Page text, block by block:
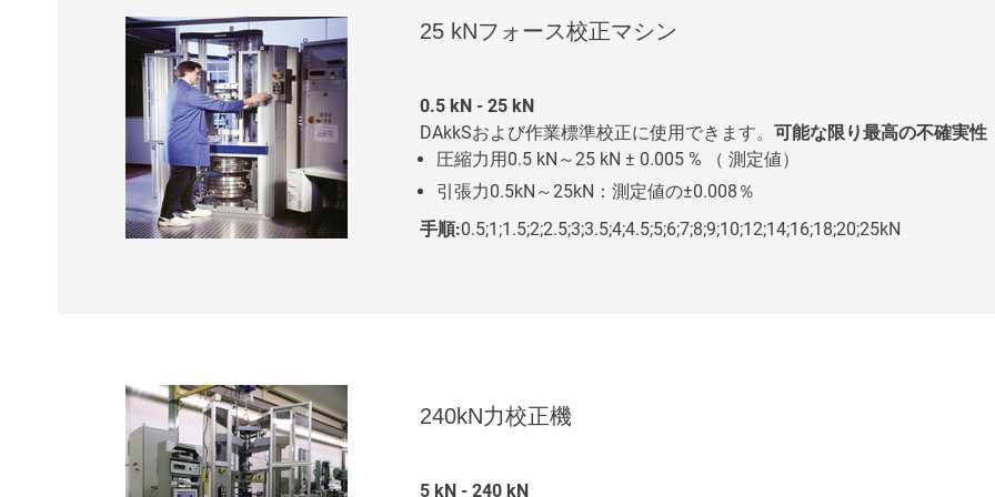
25 kNフォース校正マシン
0.5 kN - 25 kN
DAkkSおよび作業標準校正に使用できます。 可能な限り最高の不確実性
圧縮力用0.5 kN～25 kN ± 0.005 % （ 測定値）
引張力0.5kN～25kN：測定値の±0.008％
手順:0.5;1;1.5;2;2.5;3;3.5;4;4.5;5;6;7;8;9;10;12;14;16;18;20;25kN
240kN力校正機
5 kN - 240 kN